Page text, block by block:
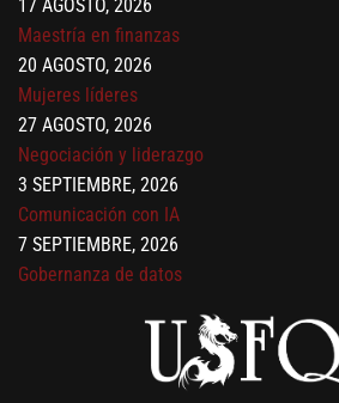
20 AGOSTO, 2026
Mujeres líderes
27 AGOSTO, 2026
Negociación y liderazgo
3 SEPTIEMBRE, 2026
Comunicación con IA
7 SEPTIEMBRE, 2026
Gobernanza de datos
13 AGOSTO, 2026
Finanzas para no financieros